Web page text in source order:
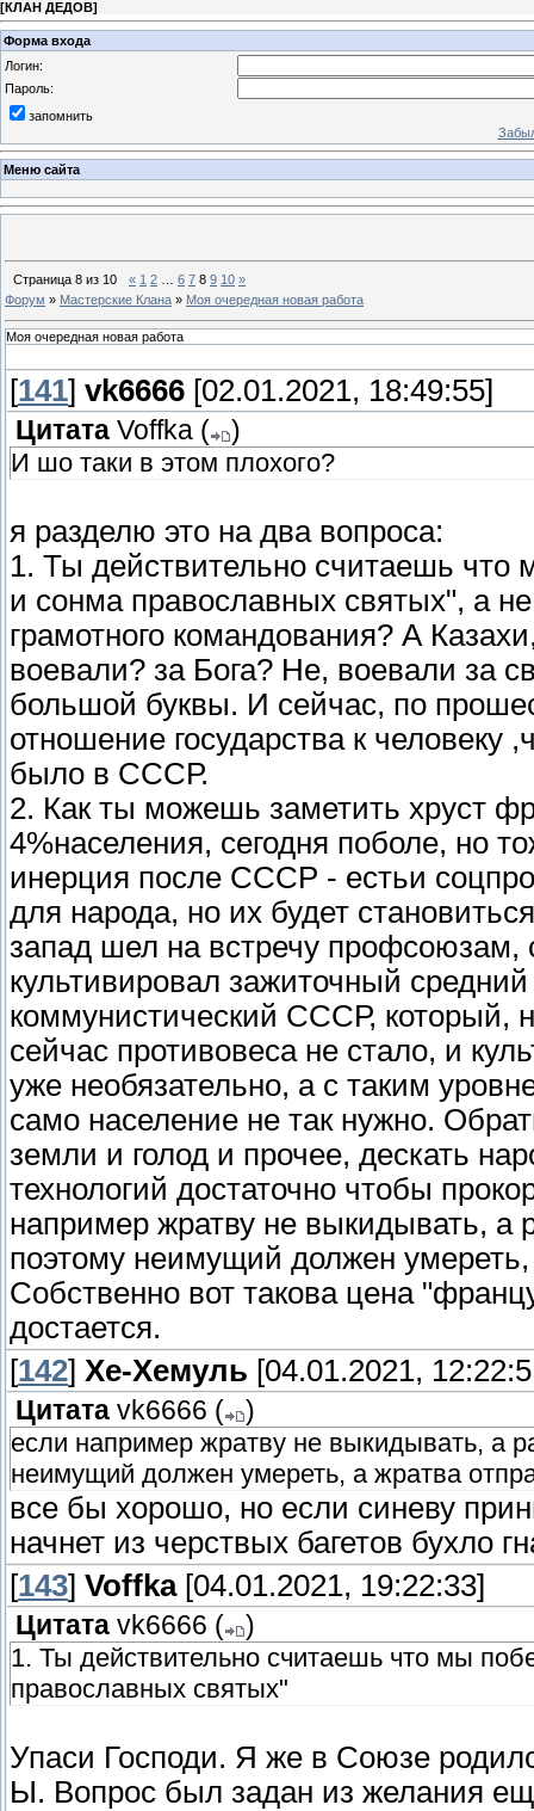
[КЛАН ДЕДОВ]
Форма входа
Логин:
Пароль:
запомнить
Меню сайта
Страница 8 из 10 « 1 2 6 7 8 9 10 »
Форум » Мастерские Клана » Моя очередная новая работа
Моя очередная новая работа
[141] vk6666 [02.01.2021, 18:49:55]
Цитата Voffka (
)
И шо таки в этом плохого?
я разделю это на два вопроса:
1. Ты действительно считаешь что
и сонма православных святых", а
грамотного командования? А
воевали? за Бога? Не, воевали за
большой буквы. И сейчас, по
отношение государства к человеку
было в СССР.
2. Как ты можешь заметить хруст
4%населения, сегодня поболе, но
инерция после СССР - естьи
для народа, но их будет
запад шел на встречу профсоюзам,
культивировал зажиточный
коммунистический СССР, который,
сейчас противовеса не стало, и
уже необязательно, а с таким
само население не так нужно.
земли и голод и прочее, дескать
технологий достаточно чтобы
например жратву не выкидывать, а
поэтому неимущий должен умереть,
Собственно вот такова цена
достается.
[142] Хе-Хемуль [04.01.2021,
Цитата vk6666 (
)
если например жратву не выкидывать, а
неимущий должен умереть, а жратва
все бы хорошо, но если синеву
начнет из черствых багетов бухло
[143] Voffka[04.01.2021, 19:22:33]
Цитата vk6666 (
)
1. Ты действительно считаешь что мы
православных святых"
Упаси Господи. Я же в Союзе
Ы. Вопрос был задан из желания